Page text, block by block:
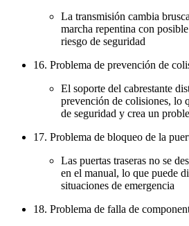
La transmisión cambia
marcha repentina con
riesgo de seguridad
16. Problema de prevención de
El soporte del cabrestante
prevención de colisiones, lo
de seguridad y crea un
17. Problema de bloqueo de la
Las puertas traseras no se
en el manual, lo que puede
situaciones de emergencia
18. Problema de falla de